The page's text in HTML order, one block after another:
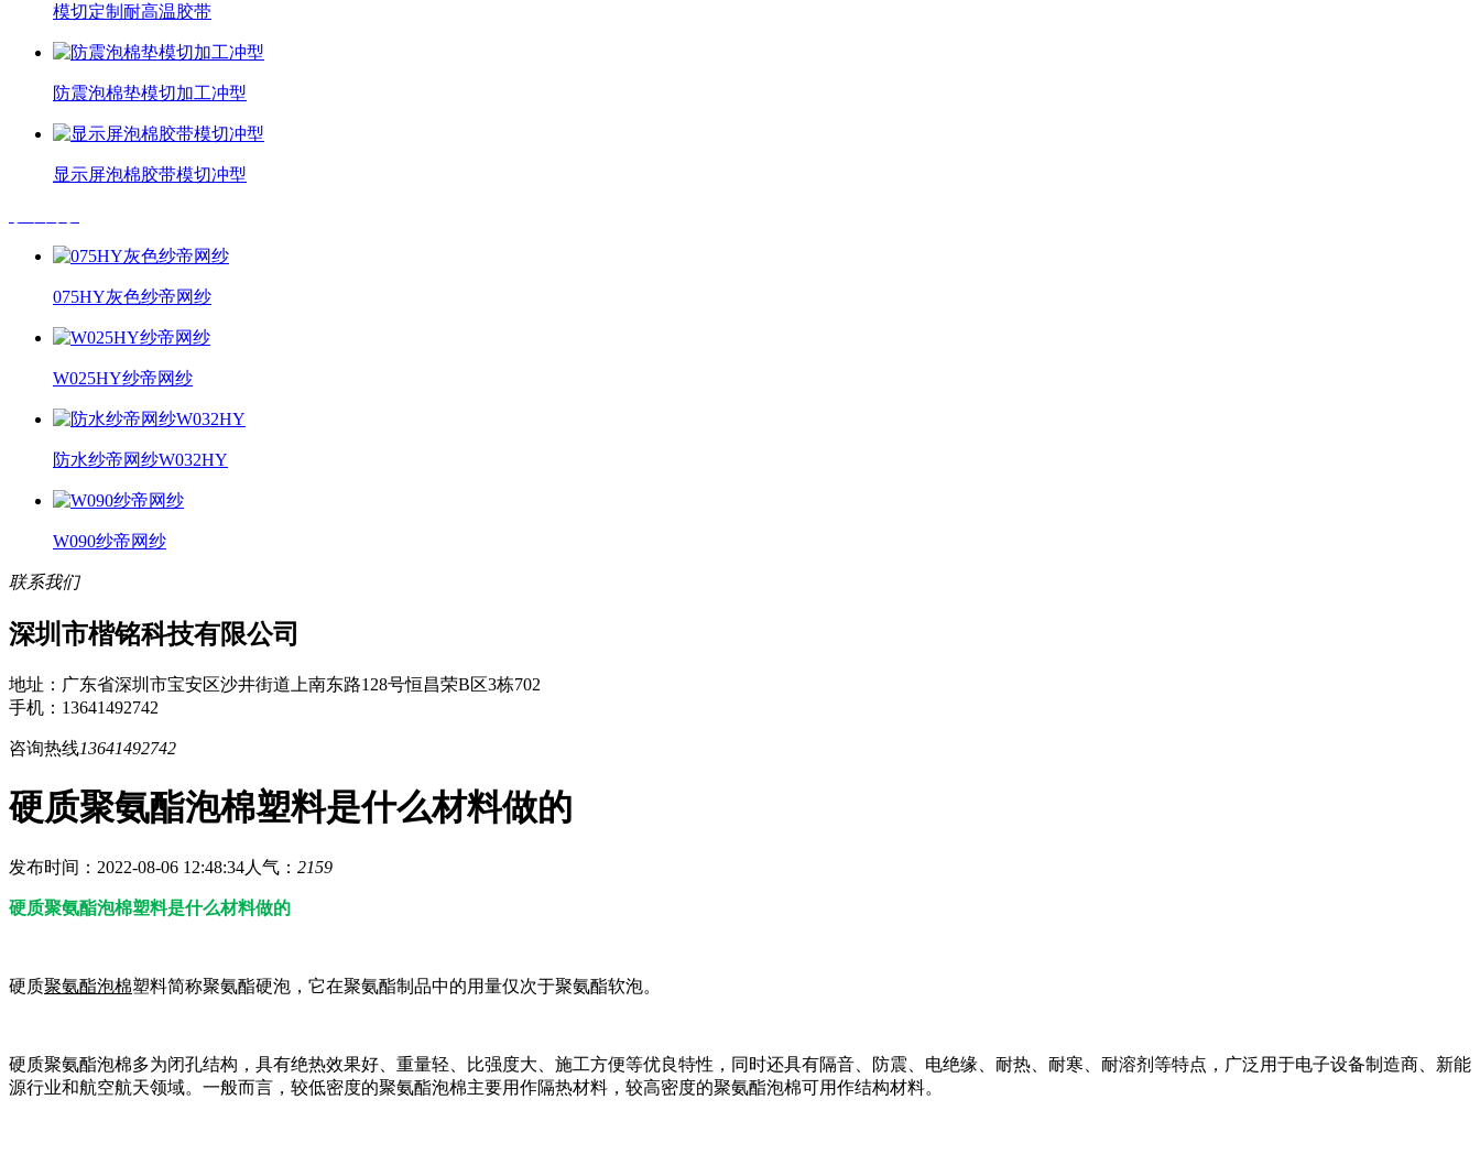
模切定制耐高温胶带
防震泡棉垫模切加工冲型
显示屏泡棉胶带模切冲型
075HY灰色纱帝网纱
W025HY纱帝网纱
防水纱帝网纱W032HY
W090纱帝网纱
联系我们
深圳市楷铭科技有限公司
地址：广东省深圳市宝安区沙井街道上南东路128号恒昌荣B区3栋702
手机：13641492742
咨询热线13641492742
硬质聚氨酯泡棉塑料是什么材料做的
发布时间：2022-08-06 12:48:34人气： 2159
硬质聚氨酯泡棉塑料是什么材料做的
硬质聚氨酯泡棉塑料简称聚氨酯硬泡，它在聚氨酯制品中的用量仅次于聚氨酯软泡。
硬质聚氨酯泡棉多为闭孔结构，具有绝热效果好、重量轻、比强度大、施工方便等优良特性，同时还具有隔音、防震、电绝缘、耐热、耐寒、耐溶剂等特点，广泛用于电子设备制造商、新能
源行业和航空航天领域。一般而言，较低密度的聚氨酯泡棉主要用作隔热材料，较高密度的聚氨酯泡棉可用作结构材料。